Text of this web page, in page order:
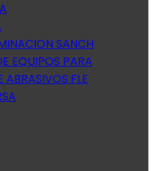
SANCH
EQUIPOS PARA
ABRASIVOS FLE